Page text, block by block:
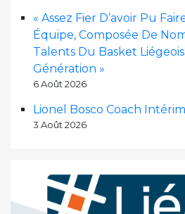
« Assez Fier D’avoir Pu
Équipe, Composée De
Talents Du Basket
Génération »
6 Août 2026
Lionel Bosco Coach
3 Août 2026